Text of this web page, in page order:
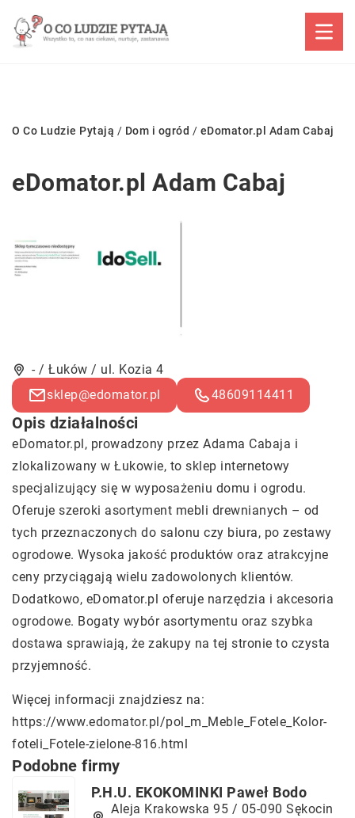
O Co Ludzie Pytają / Dom i ogród / eDomator.pl Adam Cabaj
eDomator.pl Adam Cabaj
- / Łuków / ul. Kozia 4
sklep@edomator.pl
48609114411
Opis działalności
eDomator.pl, prowadzony przez Adama Cabaja i
zlokalizowany w Łukowie, to sklep internetowy
specjalizujący się w wyposażeniu domu i ogrodu.
Oferuje szeroki asortyment mebli drewnianych – od
tych przeznaczonych do salonu czy biura, po zestawy
ogrodowe. Wysoka jakość produktów oraz atrakcyjne
ceny przyciągają wielu zadowolonych klientów.
Dodatkowo, eDomator.pl oferuje narzędzia i akcesoria
ogrodowe. Bogaty wybór asortymentu oraz szybka
dostawa sprawiają, że zakupy na tej stronie to czysta
przyjemność.
Więcej informacji znajdziesz na:
https://www.edomator.pl/pol_m_Meble_Fotele_Kolor-
foteli_Fotele-zielone-816.html
Podobne firmy
P.H.U. EKOKOMINKI Paweł Bodo
Aleja Krakowska 95 / 05-090 Sękocin